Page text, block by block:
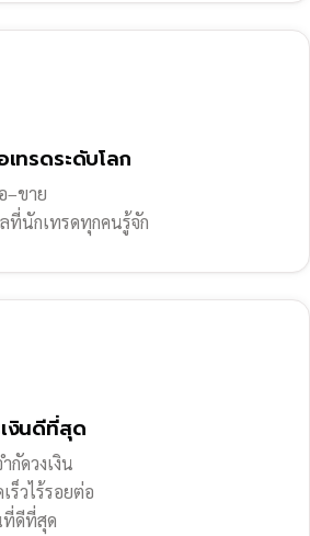
ทรดระดับโลก
–ขาย
นักเทรดทุกคนรู้จัก
งินดีที่สุด
กัดวงเงิน
ร็วไร้รอยต่อ
ที่ดีที่สุด